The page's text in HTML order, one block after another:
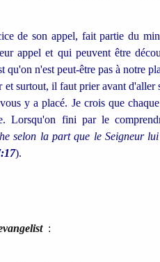
de son appel, fait partie du
appel et qui peuvent être
qu'on n'est peut-être pas à notre
et surtout, il faut prier avant d'aller
y a placé. Je crois que
Lorsqu'on fini par le
selon la part que le Seigneur
).
: